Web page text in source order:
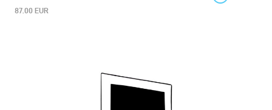
87.00 EUR